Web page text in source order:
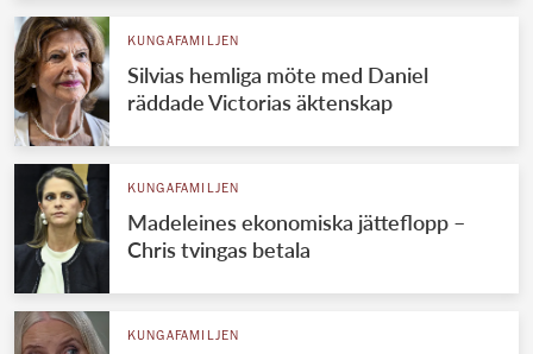
KUNGAFAMILJEN
Silvias hemliga möte med Daniel
räddade Victorias äktenskap
KUNGAFAMILJEN
Madeleines ekonomiska jätteflopp –
Chris tvingas betala
KUNGAFAMILJEN